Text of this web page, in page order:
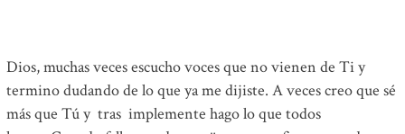
Dios,muchas veces escucho voces que no vienen de Tiy
termino dudando de lo que ya me dijiste. A veces creo que sé
más que Túy tras implemente hago lo que todos